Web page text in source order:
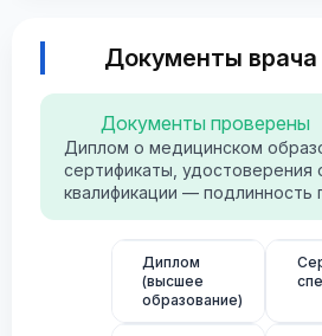
Документы врача
Документы проверены
Диплом о медицинском
сертификаты, удостоверения
квалификации — подлинность
Диплом
(высшее
образование)